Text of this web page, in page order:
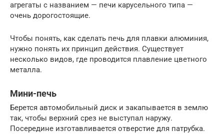
агрегаты с названием — печи карусельного типа —
очень дорогостоящие.
Чтобы понять, как сделать печь для плавки алюминия,
нужно понять их принцип действия. Существует
несколько видов, где проводится плавление цветного
металла.
Мини-печь
Берется автомобильный диск и закапывается в землю
так, чтобы верхний срез не выступал наружу.
Посередине изготавливается отверстие для патрубка.